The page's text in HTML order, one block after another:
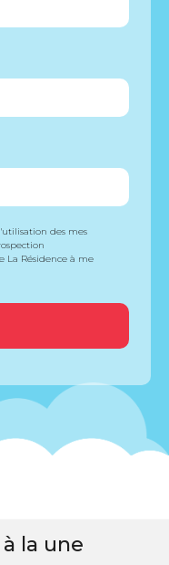
des mes
La Résidence à me
à la une